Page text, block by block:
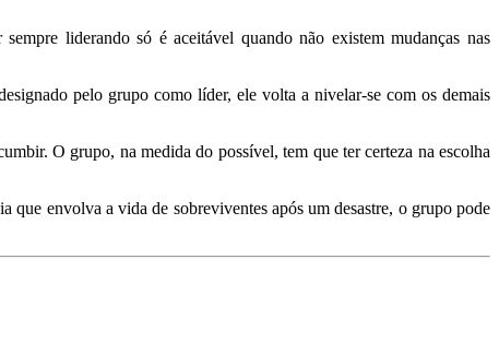
liderando só é aceitável quando não existem mudanças nas
pelo grupo como líder, ele volta a nivelar‐se com os demais
O grupo, na medida do possível, tem que ter certeza na escolha
que envolva a vida de sobreviventes após um desastre, o grupo pode